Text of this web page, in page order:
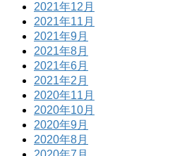
2021年12月
2021年11月
2021年9月
2021年8月
2021年6月
2021年2月
2020年11月
2020年10月
2020年9月
2020年8月